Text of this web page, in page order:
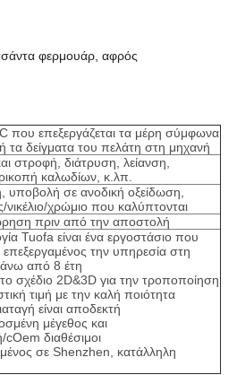
φερμουάρ, αφρός
που επεξεργάζεται τα μέρη σύμφωνα
τα δείγματα του πελάτη στη μηχανή
στροφή, διάτρυση, λείανση,
καλωδίων, κ.λπ.
σε ανοδική οξείδωση,
χρώμιο που καλύπτονται
πριν από την αποστολή
Tuofa είναι ένα εργοστάσιο που
επεξεργαμένος την υπηρεσία στη
από 8 έτη
σχέδιο 2D&3D για την τροποποίηση
τιμή με την καλή ποιότητα
είναι αποδεκτή
μέγεθος και
διαθέσιμοι
σε Shenzhen, κατάλληλη